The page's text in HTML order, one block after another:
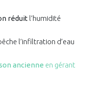
réduitl’humidité
l’infiltration d’eau
ancienne en gérant